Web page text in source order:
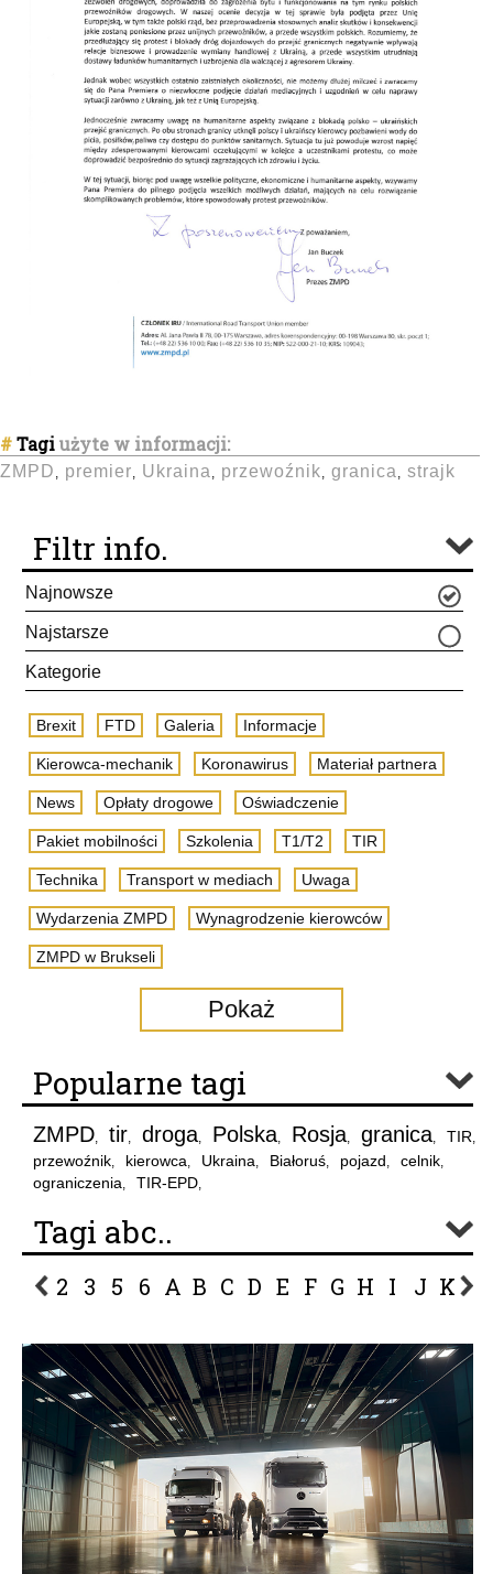
#Tagiużyte w informacji:
ZMPD , premier, Ukraina , przewoźnik, granica , strajk
Filtr info.
Najnowsze
Najstarsze
Kategorie
Brexit FTD Galeria Informacje
Kierowca-mechanik Koronawirus Materiał partnera
News Opłaty drogowe Oświadczenie
Pakiet mobilności Szkolenia T1/T2 TIR
Technika Transport w mediach Uwaga
Wydarzenia ZMPD Wynagrodzenie kierowców
ZMPD w Brukseli
Pokaż
Popularne tagi
ZMPD, tir, droga, Polska, Rosja, granica, TIR,
przewoźnik, kierowca, Ukraina, Białoruś, pojazd, celnik,
ograniczenia, TIR-EPD,
Tagi abc..
2 3 5 6 A B C D E F G H I J K L